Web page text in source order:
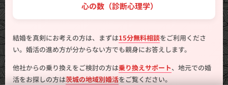
💖 心の数（診断心理学）
結婚を真剣にお考えの方は、まずは15分無料相談をご利用くださ
い。婚活の進め方が分からない方でも親身にお答えします。
他社からの乗り換えをご検討の方は乗り換えサポート、地元での婚
活をお探しの方は茨城の地域別婚活をご覧ください。